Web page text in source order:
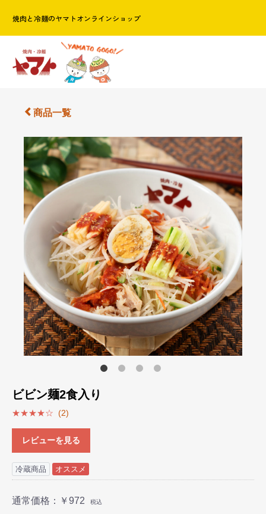
焼肉と冷麺のヤマトオンラインショップ
商品一覧
ビビン麺2食入り
★★★★☆ (2)
レビューを見る
冷蔵商品 オススメ
通常価格： ￥972 税込